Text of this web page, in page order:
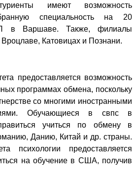
имеют возможность
специальность на 20
в Варшаве. Также, филиалы
Вроцлаве, Катовицах и Познани.
предоставляется возможность
программах обмена, поскольку
со многими иностранными
Обучающиеся в свпс в
учиться по обмену в
Данию, Китай и др. страны.
психологии предоставляется
на обучение в США, получив